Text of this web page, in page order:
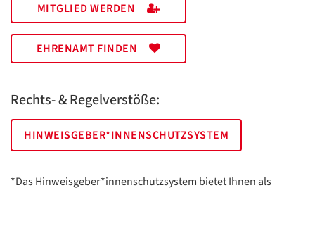
MITGLIED WERDEN
EHRENAMT FINDEN
Rechts- & Regelverstöße:
HINWEISGEBER*INNENSCHUTZSYSTEM
*Das Hinweisgeber*innenschutzsystem bietet Ihnen als